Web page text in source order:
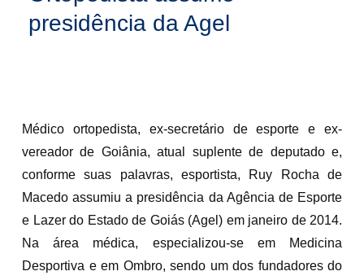
presidência da Agel
Médico ortopedista, ex-secretário de esporte e ex-
vereador de Goiânia, atual suplente de deputado e,
conforme suas palavras, esportista, Ruy Rocha de
Macedo assumiu a presidência da Agência de Esporte
e Lazer do Estado de Goiás (Agel) em janeiro de 2014.
Na área médica, especializou-se em Medicina
Desportiva e em Ombro, sendo um dos fundadores do